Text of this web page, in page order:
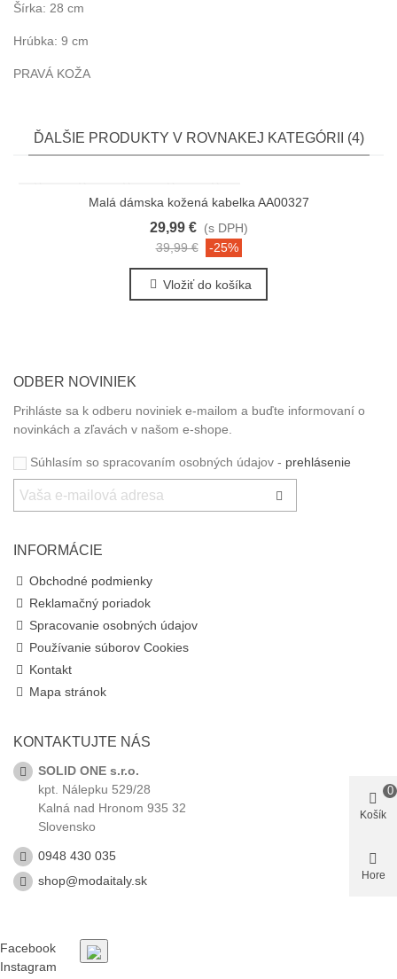
Šírka: 28 cm
Hrúbka: 9 cm
PRAVÁ KOŽA
ĎALŠIE PRODUKTY V ROVNAKEJ KATEGÓRII (4)
Malá dámska kožená kabelka AA00327
29,99 € (s DPH)
39,99 €
-25%
Vložiť do košíka
ODBER NOVINIEK
Prihláste sa k odberu noviniek e-mailom a buďte informovaní o
novinkách a zľavách v našom e-shope.
Súhlasím so spracovaním osobných údajov - prehlásenie
INFORMÁCIE
Obchodné podmienky
Reklamačný poriadok
Spracovanie osobných údajov
Používanie súborov Cookies
Kontakt
Mapa stránok
KONTAKTUJTE NÁS
SOLID ONE s.r.o.
kpt. Nálepku 529/28
Kalná nad Hronom 935 32
Slovensko
0948 430 035
shop@modaitaly.sk
Facebook
Instagram
Košík
0
Hore